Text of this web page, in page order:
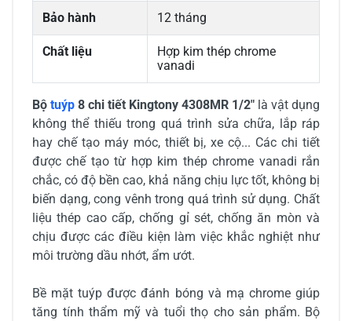
Bảo hành 12 tháng
Chất liệu
Hợp kim thép chrome
vanadi
Bộ tuýp 8 chi tiết Kingtony 4308MR 1/2" là vật dụng
không thể thiếu trong quá trình sửa chữa, lắp ráp
hay chế tạo máy móc, thiết bị, xe cộ... Các chi tiết
được chế tạo từ hợp kim thép chrome vanadi rắn
chắc, có độ bền cao, khả năng chịu lực tốt, không bị
biến dạng, cong vênh trong quá trình sử dụng. Chất
liệu thép cao cấp, chống gỉ sét, chống ăn mòn và
chịu được các điều kiện làm việc khắc nghiệt như
môi trường dầu nhớt, ẩm ướt.
Bề mặt tuýp được đánh bóng và mạ chrome giúp
tăng tính thẩm mỹ và tuổi thọ cho sản phẩm. Bộ